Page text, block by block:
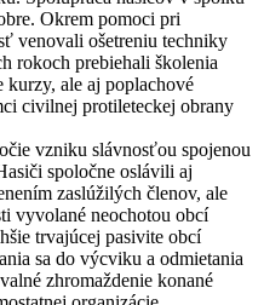
Okrem pomoci pri
venovali ošetreniu techniky
rokoch prebiehali školenia
kurzy, ale aj poplachové
civilnej protileteckej obrany
vzniku slávnosťou spojenou
spoločne oslávili aj
zaslúžilých členov, ale
vyvolané neochotou obcí
trvajúcej pasivite obcí
sa do výcviku a odmietania
zhromaždenie konané